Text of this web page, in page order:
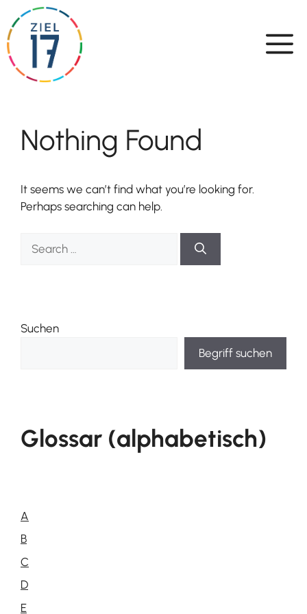
content
Nothing Found
It seems we can’t find what you’re looking for.
Perhaps searching can help.
for:
Suchen
Begriff suchen
Glossar (alphabetisch)
A
B
C
D
E